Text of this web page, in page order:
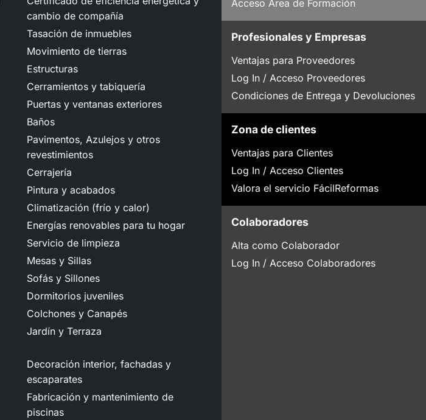
cambio de compañía
Tasación de inmuebles
Movimiento de tierras
Estructuras
Cerramientos y tabiquería
Puertas y ventanas exteriores
Baños
Pavimentos, Azulejos y otros
revestimientos
Cerrajería
Pintura y acabados
Climatización (frío y calor)
Energías renovables para tu hogar
Servicio de limpieza
Mesas y Sillas
Sofás y Sillones
Dormitorios juveniles
Colchones y Canapés
Jardín y Terraza
Decoración interior, fachadas y
escaparates
Fabricación y mantenimiento de
piscinas
Acceso Área de Formación
Profesionales y Empresas
Ventajas para Proveedores
Log In / Acceso Proveedores
Condiciones de Entrega y Devoluciones
Zona de clientes
Ventajas para Clientes
Log In / Acceso Clientes
Valora el servicio FácilReformas
Colaboradores
Alta como Colaborador
Log In / Acceso Colaboradores